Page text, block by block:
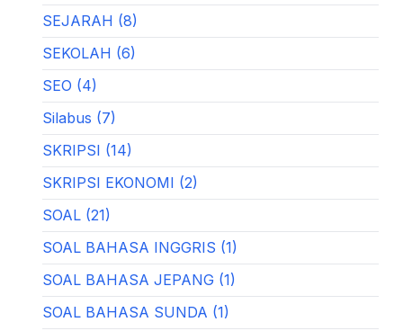
SEJARAH (8)
SEKOLAH (6)
SEO (4)
Silabus (7)
SKRIPSI (14)
SKRIPSI EKONOMI (2)
SOAL (21)
SOAL BAHASA INGGRIS (1)
SOAL BAHASA JEPANG (1)
SOAL BAHASA SUNDA (1)